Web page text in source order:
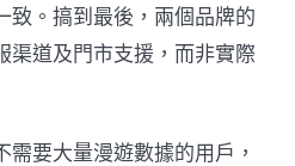
致。搞到最後，兩個品牌的
渠道及門市支援，而非實際
要大量漫遊數據的用戶，